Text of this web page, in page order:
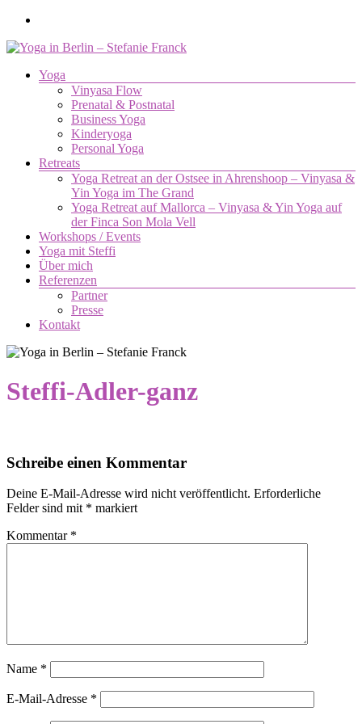
Zum
springen
Yoga
Stefanie
Franck
Körper,
Geist
Menü
Yoga
Vinyasa Flow
Prenatal & Postnatal
Business Yoga
Kinderyoga
Personal Yoga
Retreats
Yoga Retreat an der Ostsee in Ahrenshoop – Vinyasa &
Yin Yoga im The Grand
Yoga Retreat auf Mallorca – Vinyasa & Yin Yoga auf
der Finca Son Mola Vell
Workshops / Events
Yoga mit Steffi
Über mich
Referenzen
Partner
Presse
Kontakt
Steffi-Adler-ganz
Schreibe einen Kommentar
Deine E-Mail-Adresse wird nicht veröffentlicht. Erforderliche
Felder sind mit * markiert
Kommentar *
Name *
E-Mail-Adresse *